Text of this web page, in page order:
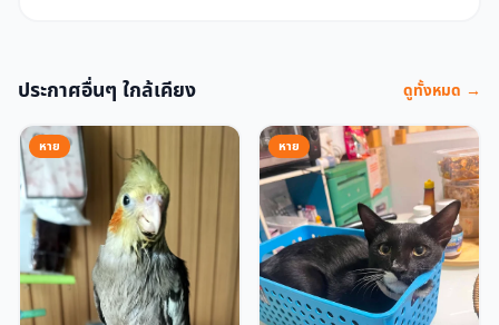
ประกาศอื่นๆ ใกล้เคียง ดูทั้งหมด →
หาย หาย